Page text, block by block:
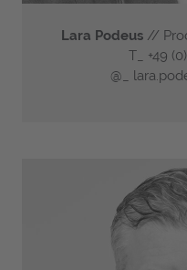
Lara Podeus//
T_ +49
@_